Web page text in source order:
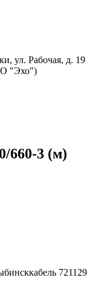
ул. Рабочая, д. 19
"Эхо")
660-3 (м)
721129